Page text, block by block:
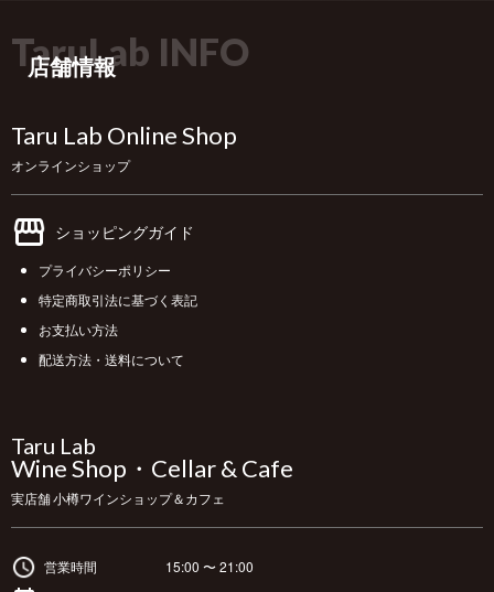
TaruLab INFO
店舗情報
Taru Lab Online Shop
オンラインショップ
ショッピングガイド
プライバシーポリシー
特定商取引法に基づく表記
お支払い方法
配送方法・送料について
Taru Lab
Wine Shop・Cellar & Cafe
実店舗 小樽ワインショップ＆カフェ
営業時間
15:00 〜 21:00